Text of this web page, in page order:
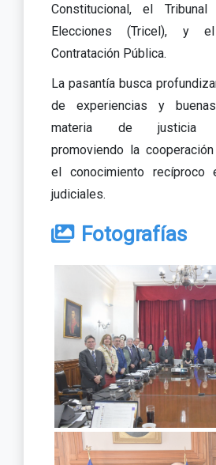
Constitucional, el
Elecciones (Tricel), y
Contratación Pública.
La pasantía busca
de experiencias y
materia de justicia
promoviendo la
el conocimiento recíproco
judiciales.
Fotografías